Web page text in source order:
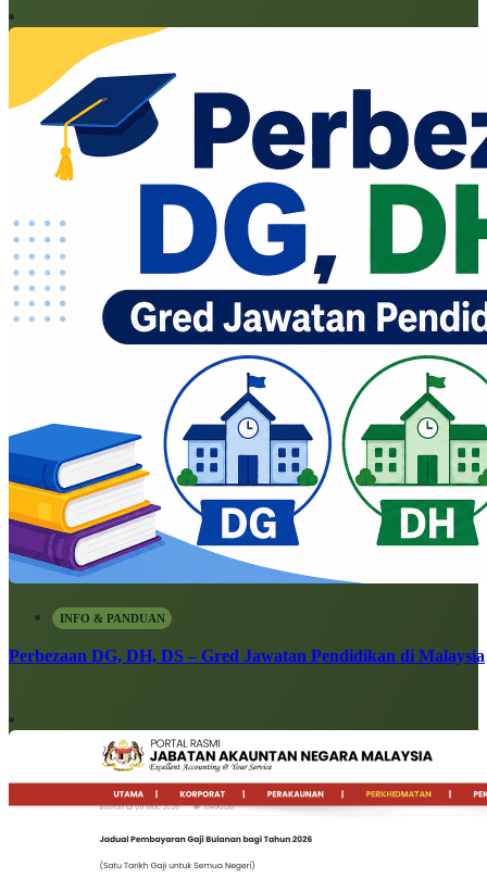
INFO & PANDUAN
Perbezaan DG, DH, DS – Gred Jawatan Pendidikan di Malaysia